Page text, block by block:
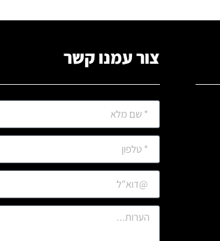
צור עמנו קשר